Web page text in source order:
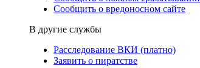
Сообщить о вредоносном сайте
В другие службы
Расследование ВКИ (платно)
Заявить о пиратстве